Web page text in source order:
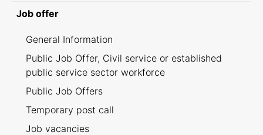
Job offer
General Information
Public Job Offer, Civil service or established
public service sector workforce
Public Job Offers
Temporary post call
Job vacancies